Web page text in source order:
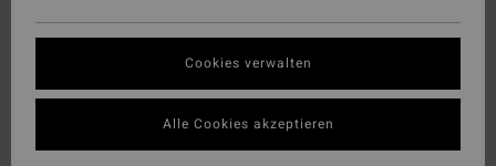
Cookies verwalten
Alle Cookies akzeptieren